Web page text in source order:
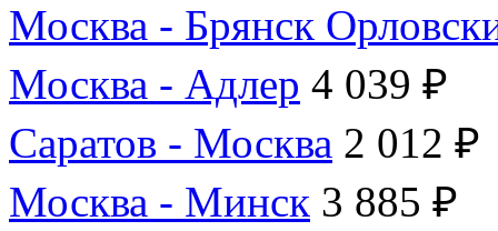
Москва - Брянск
Москва - Адлер 4 039 ₽
Саратов - Москва 2 012 ₽
Москва - Минск 3 885 ₽